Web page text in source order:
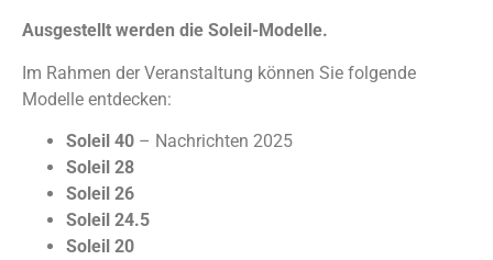
Ausgestellt werden die Soleil-Modelle.
Im Rahmen der Veranstaltung können Sie folgende
Modelle entdecken:
Soleil 40 – Nachrichten 2025
Soleil 28
Soleil 26
Soleil 24.5
Soleil 20